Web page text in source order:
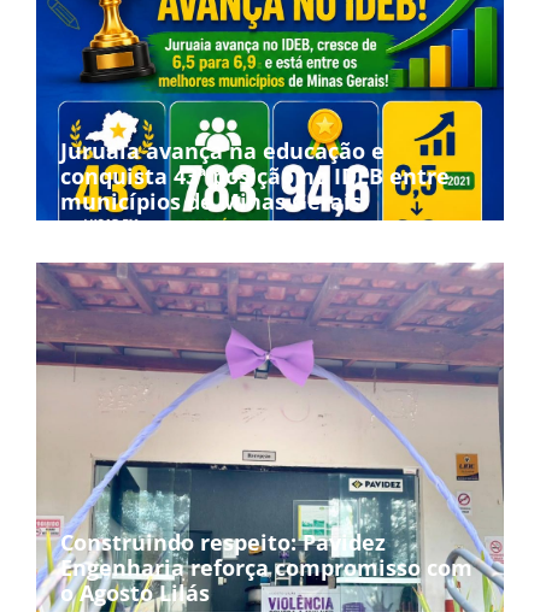
Juruaia avança na educação e
conquista 43ª posição no IDEB entre
municípios de Minas Gerais
Construindo respeito: Pavidez
Engenharia reforça compromisso com
o Agosto Lilás